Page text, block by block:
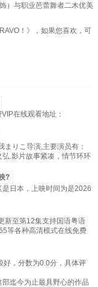
）与职业芭蕾舞者二木优美
！》，如果您喜欢，可
在线观看地址：
りこ导演,主要演员有：
.影片故事紧凑，情节环环
?
日本，上映时间为是2026
新至第12集支持国语粤语
等各种高清模式在线免费
好，分数为0.0分，具体评
迄今为止最具野心的作品